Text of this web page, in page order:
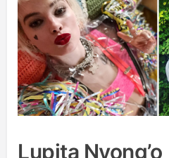
Lupita Nyong’o